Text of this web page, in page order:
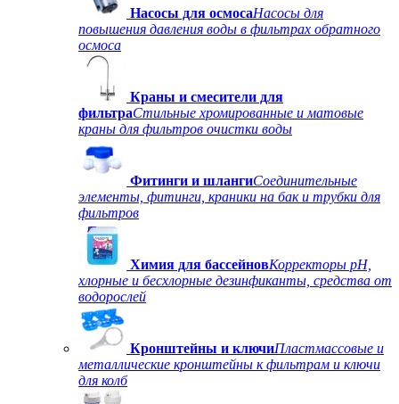
Насосы для осмосаНасосы для
повышения давления воды в фильтрах обратного
осмоса
Краны и смесители для
фильтраСтильные хромированные и матовые
краны для фильтров очистки воды
Фитинги и шлангиСоединительные
элементы, фитинги, краники на бак и трубки для
фильтров
Химия для бассейновКорректоры рН,
хлорные и бесхлорные дезинфиканты, средства от
водорослей
Кронштейны и ключиПластмассовые и
металлические кронштейны к фильтрам и ключи
для колб